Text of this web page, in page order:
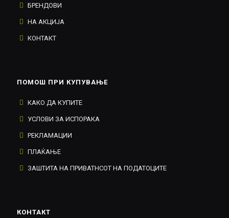
БРЕНДОВИ
НА АКЦИЈА
КОНТАКТ
ПОМОШ ПРИ КУПУВАЊЕ
КАКО ДА КУПИТЕ
УСЛОВИ ЗА ИСПОРАКА
РЕКЛАМАЦИИ
ПЛАЌАЊЕ
ЗАШТИТА НА ПРИВАТНСОТ НА ПОДАТОЦИТЕ
КОНТАКТ